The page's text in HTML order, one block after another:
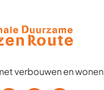
verbouwen en wonen